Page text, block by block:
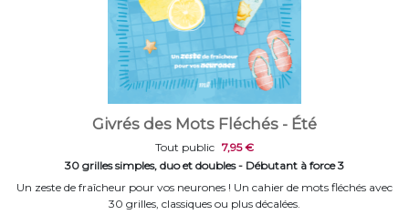
Givrés des Mots Fléchés - Été
Tout public 7,95 €
30 grilles simples, duo et doubles - Débutant à force 3
Un zeste de fraîcheur pour vos neurones ! Un cahier de mots fléchés avec
30 grilles, classiques ou plus décalées.